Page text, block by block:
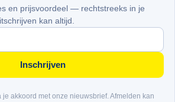
en prijsvoordeel — rechtstreeks in je
kan altijd.
Inschrijven
je akkoord met onze nieuwsbrief. Afmelden kan